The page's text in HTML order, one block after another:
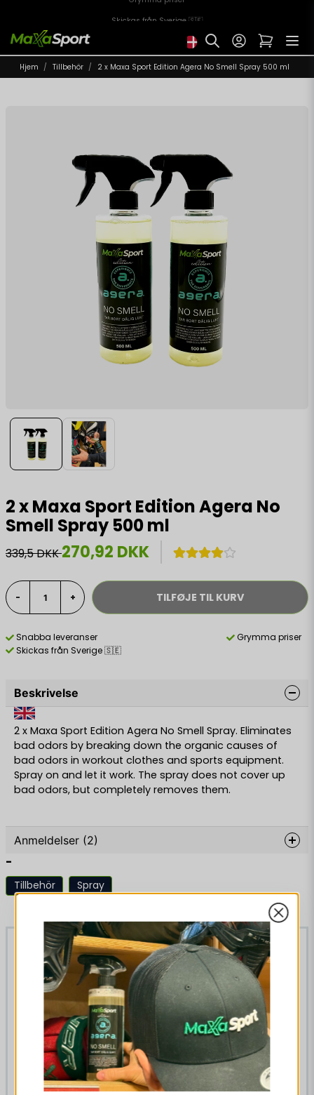
Hjem Tillbehör 2 x Maxa Sport Edition Agera No Smell Spray 500 ml
2 x Maxa Sport Edition Agera No
Smell Spray 500 ml
339,5 DKK270,92 DKK
- + TILFØJE TIL KURV
Snabba leveranser
Grymma priser
Skickas från Sverige 🇸🇪
Beskrivelse
2 x Maxa Sport Edition Agera No Smell Spray. Eliminates
bad odors by breaking down the organic causes of
bad odors in workout clothes and sports equipment.
Spray on and let it work. The spray does not cover up
bad odors, but completely removes them.
Anmeldelser (2)
Mikael
Smidig och hjälper till att stilla stanken på
Dennis
Luktar gott, men upplever att det går åt
ganska mycket för att få effekt
-
Tillbehör Spray
-37%